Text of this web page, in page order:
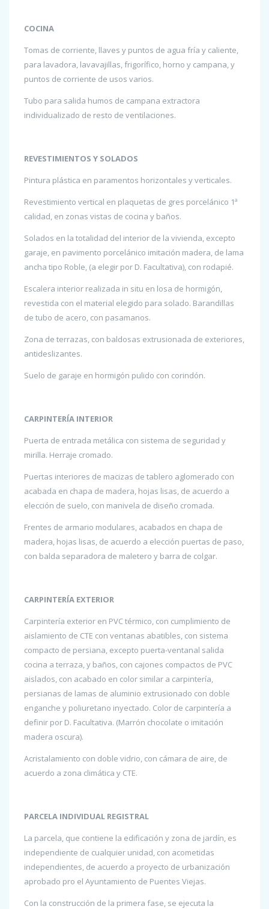
COCINA
Tomas de corriente, llaves y puntos de agua fría y caliente,
para lavadora, lavavajillas, frigorífico, horno y campana, y
puntos de corriente de usos varios.
Tubo para salida humos de campana extractora
individualizado de resto de ventilaciones.
REVESTIMIENTOS Y SOLADOS
Pintura plástica en paramentos horizontales y verticales.
Revestimiento vertical en plaquetas de gres porcelánico 1ª
calidad, en zonas vistas de cocina y baños.
Solados en la totalidad del interior de la vivienda, excepto
garaje, en pavimento porcelánico imitación madera, de lama
ancha tipo Roble, (a elegir por D. Facultativa), con rodapié.
Escalera interior realizada in situ en losa de hormigón,
revestida con el material elegido para solado. Barandillas
de tubo de acero, con pasamanos.
Zona de terrazas, con baldosas extrusionada de exteriores,
antideslizantes.
Suelo de garaje en hormigón pulido con corindón.
CARPINTERÍA INTERIOR
Puerta de entrada metálica con sistema de seguridad y
mirilla. Herraje cromado.
Puertas interiores de macizas de tablero aglomerado con
acabada en chapa de madera, hojas lisas, de acuerdo a
elección de suelo, con manivela de diseño cromada.
Frentes de armario modulares, acabados en chapa de
madera, hojas lisas, de acuerdo a elección puertas de paso,
con balda separadora de maletero y barra de colgar.
CARPINTERÍA EXTERIOR
Carpintería exterior en PVC térmico, con cumplimiento de
aislamiento de CTE con ventanas abatibles, con sistema
compacto de persiana, excepto puerta-ventanal salida
cocina a terraza, y baños, con cajones compactos de PVC
aislados, con acabado en color similar a carpintería,
persianas de lamas de aluminio extrusionado con doble
enganche y poliuretano inyectado. Color de carpintería a
definir por D. Facultativa. (Marrón chocolate o imitación
madera oscura).
Acristalamiento con doble vidrio, con cámara de aire, de
acuerdo a zona climática y CTE.
PARCELA INDIVIDUAL REGISTRAL
La parcela, que contiene la edificación y zona de jardín, es
independiente de cualquier unidad, con acometidas
independientes, de acuerdo a proyecto de urbanización
aprobado pro el Ayuntamiento de Puentes Viejas.
Con la construcción de la primera fase, se ejecuta la